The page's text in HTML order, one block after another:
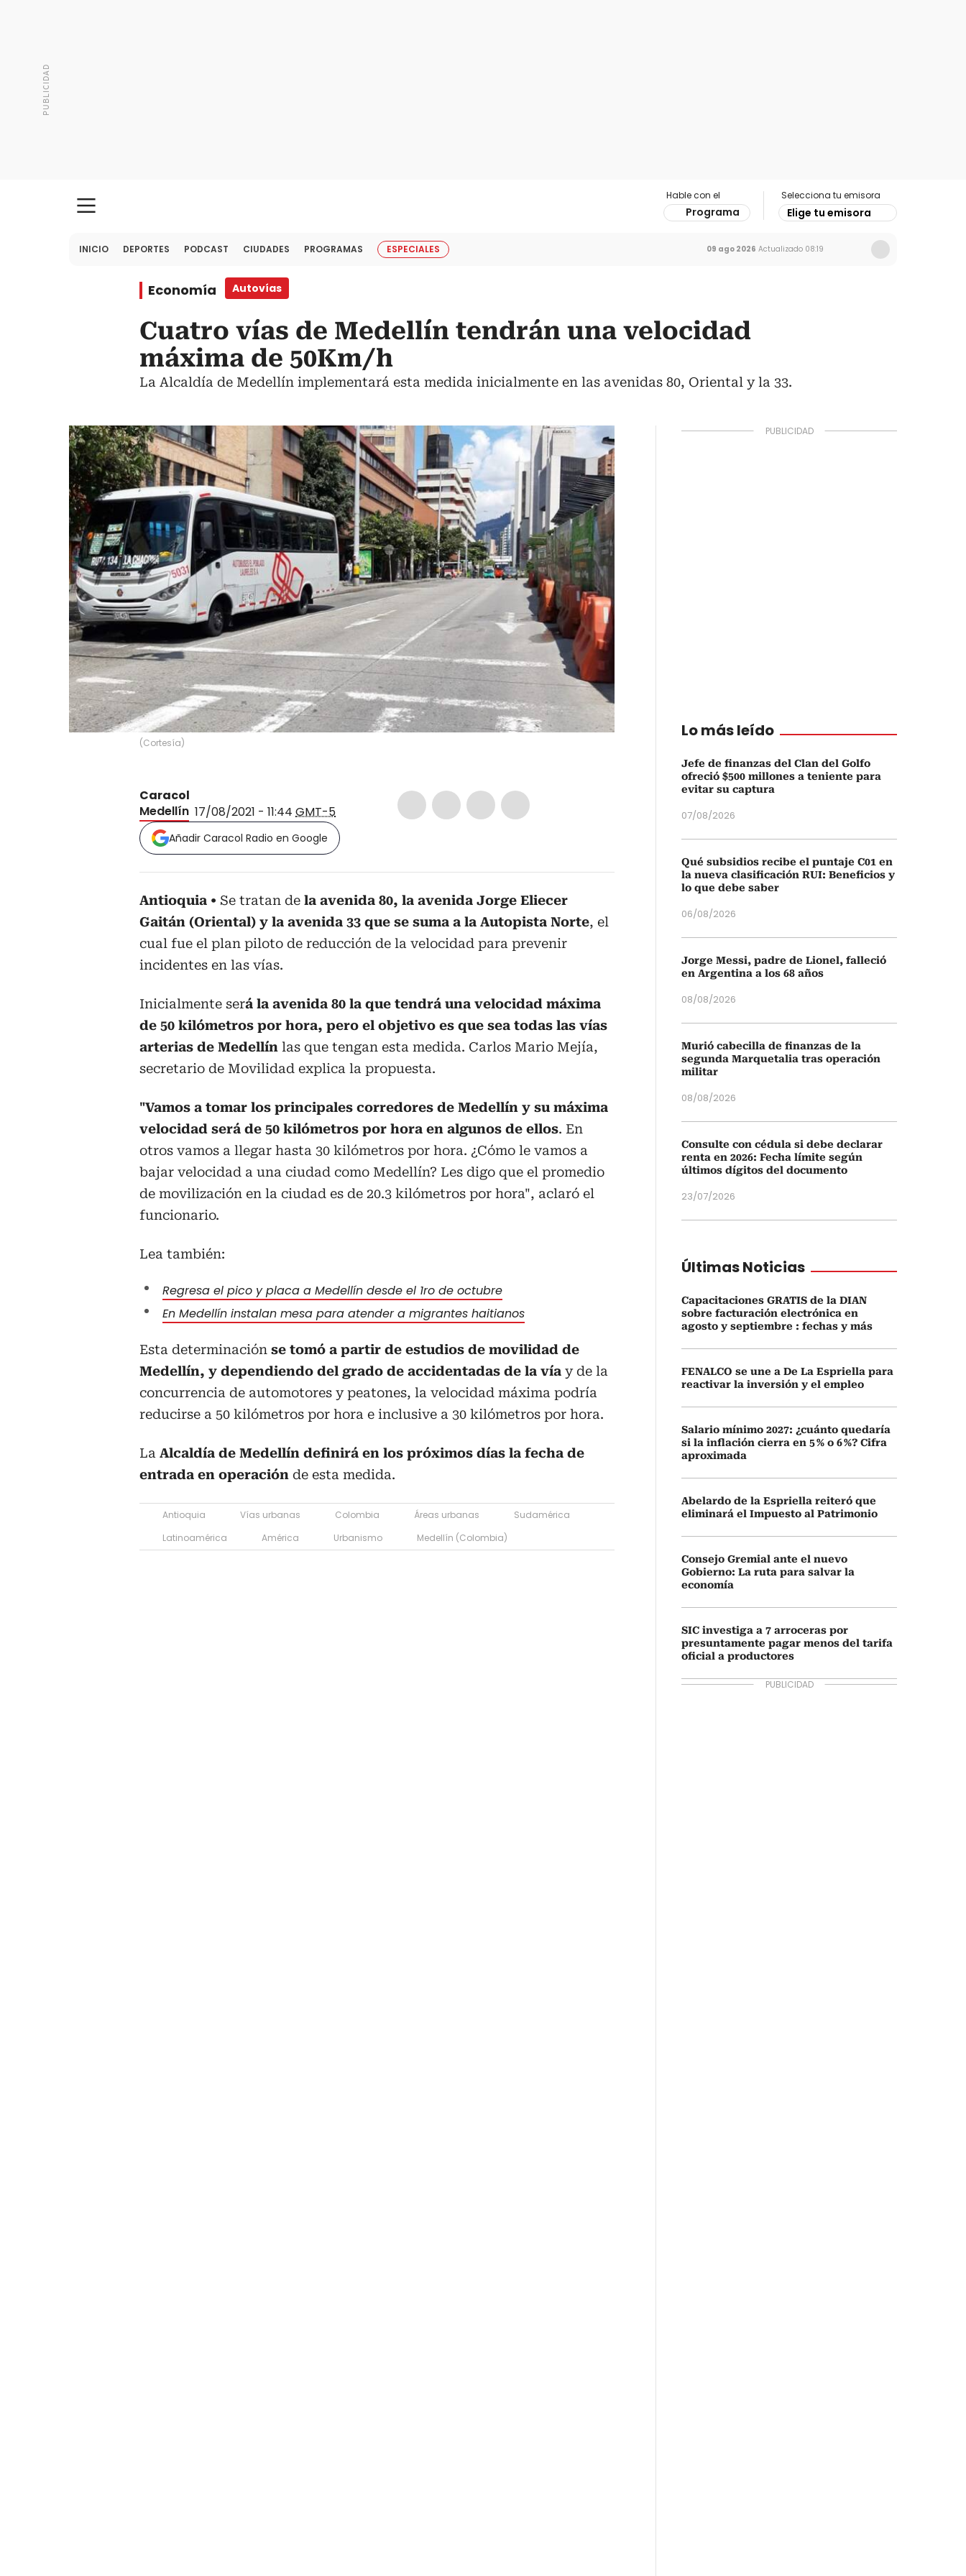
Hable con el
Programa
Selecciona tu emisora
Elige tu emisora
INICIO DEPORTES PODCAST CIUDADES PROGRAMAS ESPECIALES 09 ago 2026 Actualizado 08:19
Economía Autovías
Cuatro vías de Medellín tendrán una velocidad
máxima de 50Km/h
La Alcaldía de Medellín implementará esta medida inicialmente en las avenidas 80, Oriental y la 33.
(Cortesía)
Caracol
Medellín 17/08/2021 - 11:44 GMT-5
Añadir Caracol Radio en Google
Antioquia Se tratan de la avenida 80, la avenida Jorge Eliecer
Gaitán (Oriental) y la avenida 33 que se suma a la Autopista Norte, el
cual fue el plan piloto de reducción de la velocidad para prevenir
incidentes en las vías.
Inicialmente será la avenida 80 la que tendrá una velocidad máxima
de 50 kilómetros por hora, pero el objetivo es que sea todas las vías
arterias de Medellín las que tengan esta medida. Carlos Mario Mejía,
secretario de Movilidad explica la propuesta.
"Vamos a tomar los principales corredores de Medellín y su máxima
velocidad será de 50 kilómetros por hora en algunos de ellos. En
otros vamos a llegar hasta 30 kilómetros por hora. ¿Cómo le vamos a
bajar velocidad a una ciudad como Medellín? Les digo que el promedio
de movilización en la ciudad es de 20.3 kilómetros por hora", aclaró el
funcionario.
Lea también:
Regresa el pico y placa a Medellín desde el 1ro de octubre
En Medellín instalan mesa para atender a migrantes haitianos
Esta determinación se tomó a partir de estudios de movilidad de
Medellín, y dependiendo del grado de accidentadas de la vía y de la
concurrencia de automotores y peatones, la velocidad máxima podría
reducirse a 50 kilómetros por hora e inclusive a 30 kilómetros por hora.
La Alcaldía de Medellín definirá en los próximos días la fecha de
entrada en operación de esta medida.
Antioquia Vías urbanas Colombia Áreas urbanas
Sudamérica
Latinoamérica
América Urbanismo Medellín (Colombia)
Lo más leído
Jefe de finanzas del Clan del Golfo
ofreció $500 millones a teniente para
evitar su captura
07/08/2026
Qué subsidios recibe el puntaje C01 en
la nueva clasificación RUI: Beneficios y
lo que debe saber
06/08/2026
Jorge Messi, padre de Lionel, falleció
en Argentina a los 68 años
08/08/2026
Murió cabecilla de finanzas de la
segunda Marquetalia tras operación
militar
08/08/2026
Consulte con cédula si debe declarar
renta en 2026: Fecha límite según
últimos dígitos del documento
23/07/2026
Últimas Noticias
Capacitaciones GRATIS de la DIAN
sobre facturación electrónica en
agosto y septiembre : fechas y más
FENALCO se une a De La Espriella para
reactivar la inversión y el empleo
Salario mínimo 2027: ¿cuánto quedaría
si la inflación cierra en 5 % o 6 %? Cifra
aproximada
Abelardo de la Espriella reiteró que
eliminará el Impuesto al Patrimonio
Consejo Gremial ante el nuevo
Gobierno: La ruta para salvar la
economía
SIC investiga a 7 arroceras por
presuntamente pagar menos del tarifa
oficial a productores